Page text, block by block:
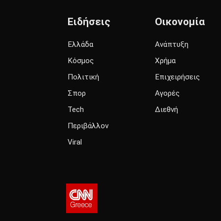
Ειδήσεις
Ελλάδα
Κόσμος
Πολιτική
Σπορ
Tech
Περιβάλλον
Viral
Οικονομία
Ανάπτυξη
Χρήμα
Επιχειρήσεις
Αγορές
Διεθνή